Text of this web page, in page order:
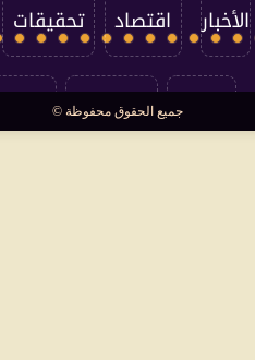
الأخبار اقتصاد تحقيقات
العالم سوشيال
جميع الحقوق محفوظة ©